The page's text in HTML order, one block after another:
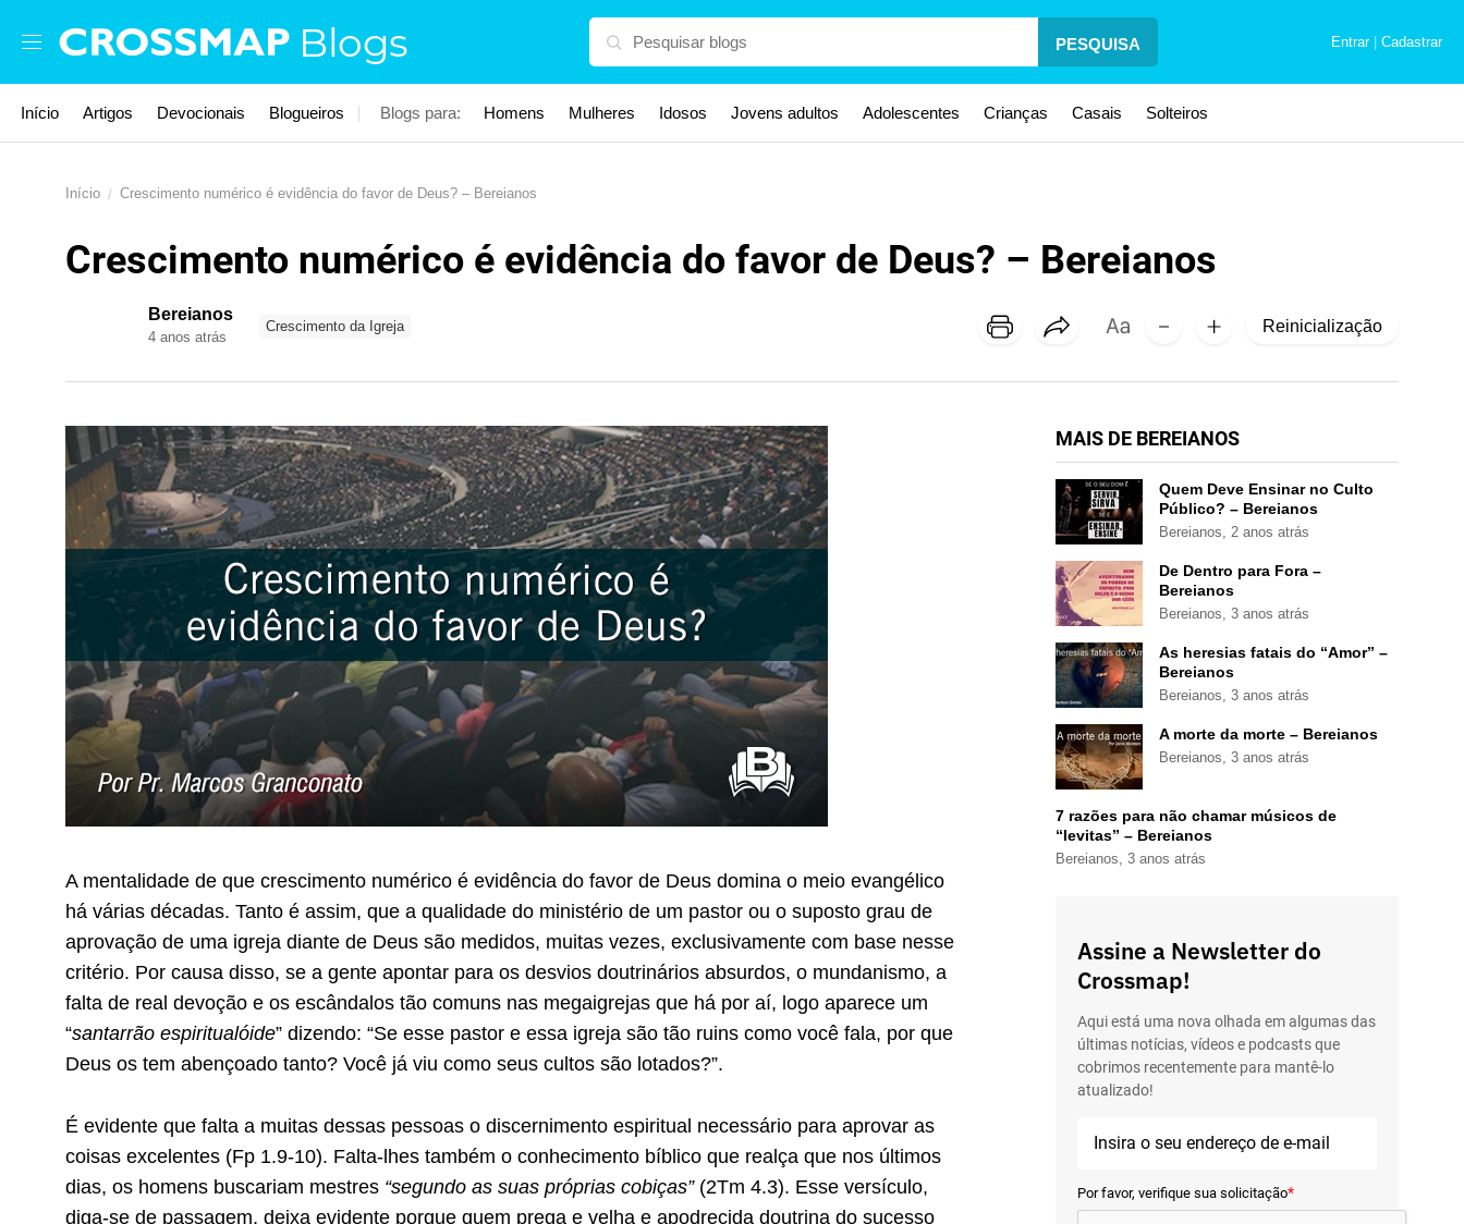
Blogs PESQUISA Entrar | Cadastrar
Início Artigos Devocionais Blogueiros Blogs para: Homens Mulheres Idosos Jovens adultos Adolescentes Crianças Casais Solteiros
Início Crescimento numérico é evidência do favor de Deus? – Bereianos
Crescimento numérico é evidência do favor de Deus? – Bereianos
Bereianos
4 anos atrás
Crescimento da Igreja Reinicialização
A mentalidade de que crescimento numérico é evidência do favor de Deus domina o meio evangélico
há várias décadas. Tanto é assim, que a qualidade do ministério de um pastor ou o suposto grau de
aprovação de uma igreja diante de Deus são medidos, muitas vezes, exclusivamente com base nesse
critério. Por causa disso, se a gente apontar para os desvios doutrinários absurdos, o mundanismo, a
falta de real devoção e os escândalos tão comuns nas megaigrejas que há por aí, logo aparece um
“santarrão espiritualóide” dizendo: “Se esse pastor e essa igreja são tão ruins como você fala, por que
Deus os tem abençoado tanto? Você já viu como seus cultos são lotados?”.
É evidente que falta a muitas dessas pessoas o discernimento espiritual necessário para aprovar as
coisas excelentes (Fp 1.9-10). Falta-lhes também o conhecimento bíblico que realça que nos últimos
dias, os homens buscariam mestres “segundo as suas próprias cobiças”(2Tm 4.3). Esse versículo,
diga-se de passagem, deixa evidente porque quem prega e velha e apodrecida doutrina do sucesso
MAIS DE BEREIANOS
Quem Deve Ensinar no Culto
Público? – Bereianos
Bereianos 2 anos atrás
De Dentro para Fora –
Bereianos
Bereianos 3 anos atrás
As heresias fatais do “Amor” –
Bereianos
Bereianos 3 anos atrás
A morte da morte – Bereianos
Bereianos 3 anos atrás
7 razões para não chamar músicos de
“levitas” – Bereianos
Bereianos 3 anos atrás
Assine a Newsletter do
Crossmap!
Aqui está uma nova olhada em algumas das
últimas notícias, vídeos e podcasts que
cobrimos recentemente para mantê-lo
atualizado!
Por favor, verifique sua solicitação*